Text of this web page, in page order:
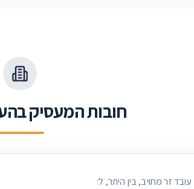
חובות המעסיק
זר מחויב, בין היתר, ל: